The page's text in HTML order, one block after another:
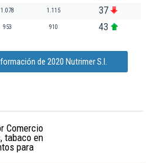
1.078 1.115 37
953 910 43
de 2020 Nutrimer S.l.
Comercio
tabaco en
para